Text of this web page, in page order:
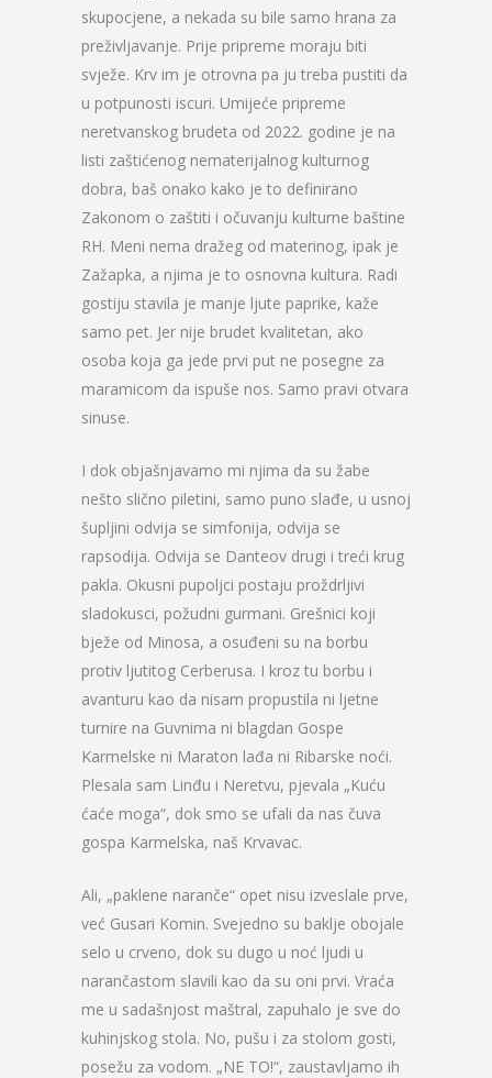
skupocjene, a nekada su bile samo hrana za
preživljavanje. Prije pripreme moraju biti
svježe. Krv im je otrovna pa ju treba pustiti da
u potpunosti iscuri. Umijeće pripreme
neretvanskog brudeta od 2022. godine je na
listi zaštićenog nematerijalnog kulturnog
dobra, baš onako kako je to definirano
Zakonom o zaštiti i očuvanju kulturne baštine
RH. Meni nema dražeg od materinog, ipak je
Zažapka, a njima je to osnovna kultura. Radi
gostiju stavila je manje ljute paprike, kaže
samo pet. Jer nije brudet kvalitetan, ako
osoba koja ga jede prvi put ne posegne za
maramicom da ispuše nos. Samo pravi otvara
sinuse.
I dok objašnjavamo mi njima da su žabe
nešto slično piletini, samo puno slađe, u usnoj
šupljini odvija se simfonija, odvija se
rapsodija. Odvija se Danteov drugi i treći krug
pakla. Okusni pupoljci postaju proždrljivi
sladokusci, požudni gurmani. Grešnici koji
bježe od Minosa, a osuđeni su na borbu
protiv ljutitog Cerberusa. I kroz tu borbu i
avanturu kao da nisam propustila ni ljetne
turnire na Guvnima ni blagdan Gospe
Karmelske ni Maraton lađa ni Ribarske noći.
Plesala sam Linđu i Neretvu, pjevala „Kuću
ćaće moga“, dok smo se ufali da nas čuva
gospa Karmelska, naš Krvavac.
Ali, „paklene naranče“ opet nisu izveslale prve,
već Gusari Komin. Svejedno su baklje obojale
selo u crveno, dok su dugo u noć ljudi u
narančastom slavili kao da su oni prvi. Vraća
me u sadašnjost maštral, zapuhalo je sve do
kuhinjskog stola. No, pušu i za stolom gosti,
posežu za vodom. „NE TO!“, zaustavljamo ih